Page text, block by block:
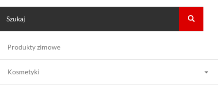
Produkty zimowe
Kosmetyki